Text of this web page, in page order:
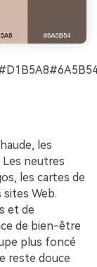
les
neutres
les cartes de
Web.
et de
de bien-être
plus foncé
reste douce